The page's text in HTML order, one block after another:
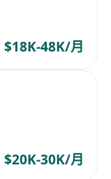
$18K-48K/月
$20K-30K/月